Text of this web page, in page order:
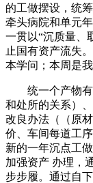
的工做摆设，统
牵头病院和单元
一贯以“沉质量、
止国有资产流失
本学问；本周是
统一个产物有
和处所的关系）
改良办法（（原
价、车间每道工
新的一年沉点工
加强资产 办理，
步步履。通过自